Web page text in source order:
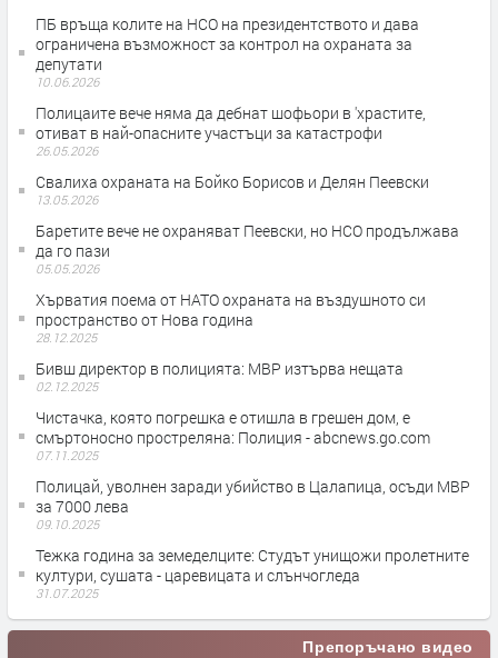
ПБ връща колите на НСО на президентството и дава
ограничена възможност за контрол на охраната за
депутати
10.06.2026
Полицаите вече няма да дебнат шофьори в 'храстите,
отиват в най-опасните участъци за катастрофи
26.05.2026
Свалиха охраната на Бойко Борисов и Делян Пеевски
13.05.2026
Баретите вече не охраняват Пеевски, но НСО продължава
да го пази
05.05.2026
Хърватия поема от НАТО охраната на въздушното си
пространство от Нова година
28.12.2025
Бивш директор в полицията: МВР изтърва нещата
02.12.2025
Чистачка, която погрешка е отишла в грешен дом, е
смъртоносно простреляна: Полиция - abcnews.go.com
07.11.2025
Полицай, уволнен заради убийство в Цалапица, осъди МВР
за 7000 лева
09.10.2025
Тежка година за земеделците: Студът унищожи пролетните
култури, сушата - царевицата и слънчогледа
31.07.2025
Препоръчано видео